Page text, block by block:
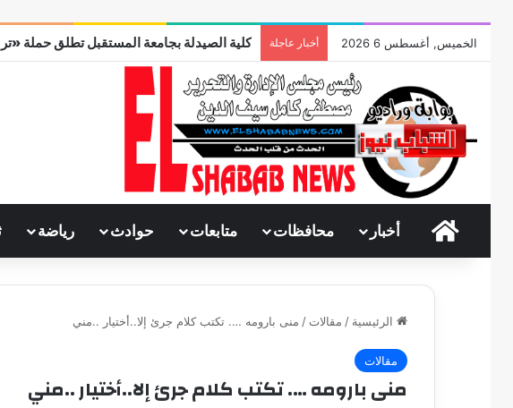
الخميس, أغسطس 6 2026 أخبار عاجلة كلية الصيدلة بجامعة المستقبل تطلق حملة
الرئيسية
أخبار محافظات متابعات حوادث رياضة
الرئيسية / مقالات / منى بارومه …. تكتب كلام جرئ إلا..أختيار ..مني
مقالات
منى بارومه …. تكتب كلام جرئ إلا..أختيار ..مني